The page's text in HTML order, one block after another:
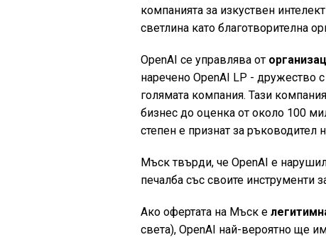
компанията за изкуствен
светлина като благотворителна
OpenAI се управлява от
наречено OpenAI LP - дружество
голямата компания. Тази
бизнес до оценка от около 100
степен е признат за ръководител
Мъск твърди, че OpenAI е
печалба със своите инструменти
Ако офертата на Мъск е
света), OpenAI най-вероятно ще